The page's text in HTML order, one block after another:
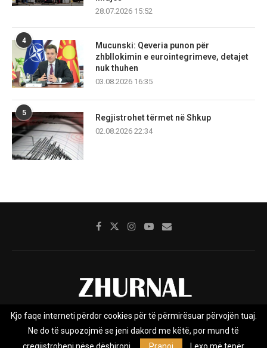
28.07.2026 15:52
4
Mucunski: Qeveria punon për
zhbllokimin e eurointegrimeve, detajet
nuk thuhen
03.08.2026 16:35
5
Regjistrohet tërmet në Shkup
02.08.2026 22:34
Rreth nesh Impresumi Marketing
Privacy Policy
Kjo faqe interneti përdor cookies për të përmirësuar përvojën tuaj.
Ne do të supozojmë se jeni dakord me këtë, por mund të